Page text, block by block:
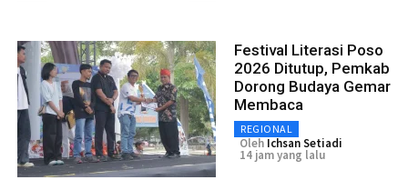
Festival Literasi Poso
2026 Ditutup, Pemkab
Dorong Budaya Gemar
Membaca
REGIONAL
Oleh Ichsan Setiadi
14 jam yang lalu